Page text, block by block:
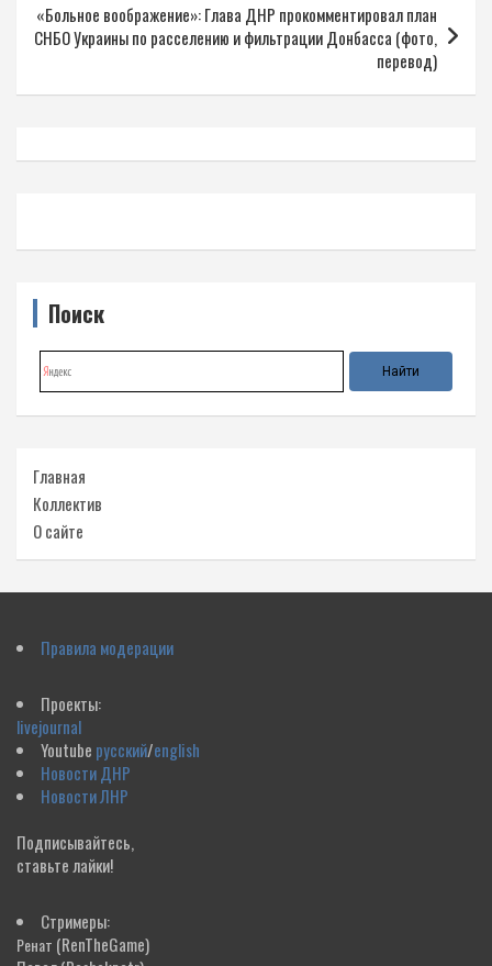
«Больное воображение»: Глава ДНР прокомментировал план
СНБО Украины по расселению и фильтрации Донбасса (фото,
перевод)
Поиск
Главная
Коллектив
О сайте
Правила модерации
Проекты:
livejournal
Youtube русский/english
Новости ДНР
Новости ЛНР
Подписывайтесь,
ставьте лайки!
Стримеры:
Ренат (RenTheGame)